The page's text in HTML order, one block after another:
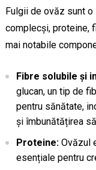
Fulgii de ovăz sunt
complecși, proteine,
mai notabile
Fibre solubile și
glucan, un tip de
pentru sănătate,
și îmbunătățirea
Proteine:Ovăzul
esențiale pentru